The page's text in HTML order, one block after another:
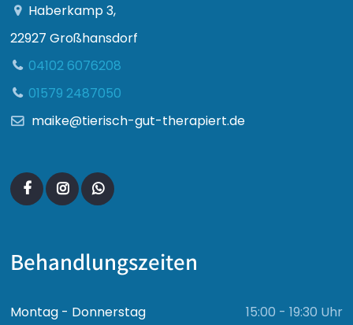
Haberkamp 3,
22927 Großhansdorf
04102 6076208
01579 2487050
maike@tierisch-gut-therapiert.de
Behandlungszeiten
Montag - Donnerstag
15:00 - 19:30 Uhr